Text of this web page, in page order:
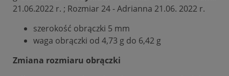
21.06.2022 r. ; Rozmiar 24 - Adrianna 21.06. 2022 r.
szerokość obrączki 5 mm
waga obrączki od 4,73 g do 6,42 g
Zmiana rozmiaru obrączki